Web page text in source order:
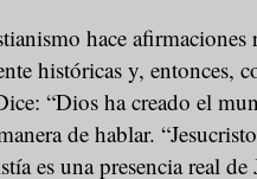
hace
históricas y, entonces,
“Dios ha creado el
de hablar.
es una presencia real